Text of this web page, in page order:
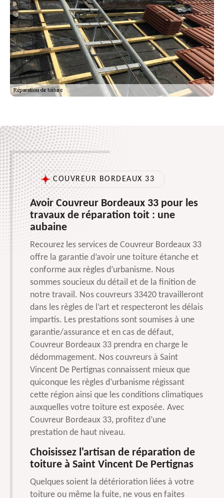
COUVREUR BORDEAUX 33
Avoir Couvreur Bordeaux 33 pour les
travaux de réparation toit : une
aubaine
Recourez les services de Couvreur Bordeaux 33
offre la garantie d’avoir une toiture étanche et
conforme aux règles d’urbanisme. Nous
sommes soucieux du détail et de la finition de
notre travail. Nos couvreurs 33420 travailleront
dans les règles de l’art et respecteront les délais
impartis. Les prestations sont soumises à une
garantie/assurance et en cas de défaut,
Couvreur Bordeaux 33 prendra en charge le
dédommagement. Nos couvreurs à Saint
Vincent De Pertignas connaissent mieux que
quiconque les règles d’urbanisme régissant
cette région ainsi que les conditions climatiques
auxquelles votre toiture est exposée. Avec
Couvreur Bordeaux 33, profitez d’une
prestation de haut niveau.
Choisissez l'artisan de réparation de
toiture à Saint Vincent De Pertignas
Quelques soient la détérioration liées à votre
toiture ou même la fuite, ne vous en faites